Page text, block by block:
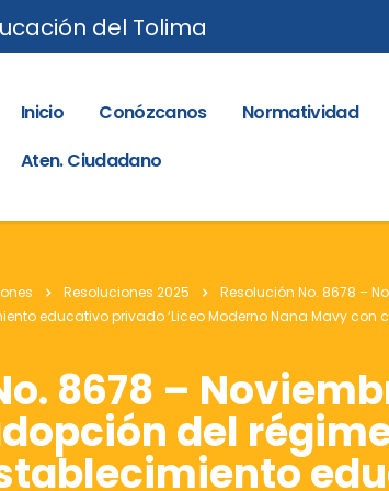
del Tolima
Inicio Conózcanos Normatividad
Aten. Ciudadano
Resoluciones 2025
Resolución No. 8678 –
educativo privado ‘Liceo Moderno Nana Mavy con
8678 –
del